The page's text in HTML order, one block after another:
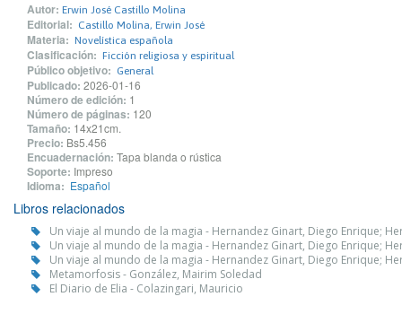
Autor: Erwin José Castillo Molina
Editorial: Castillo Molina, Erwin José
Materia: Novelística española
Clasificación: Ficción religiosa y espiritual
Público objetivo: General
Publicado: 2026-01-16
Número de edición: 1
Número de páginas: 120
Tamaño: 14x21cm.
Precio: Bs5.456
Encuadernación: Tapa blanda o rústica
Soporte: Impreso
Idioma: Español
Libros relacionados
Un viaje al mundo de la magia - Hernandez Ginart, Diego Enrique;
Un viaje al mundo de la magia - Hernandez Ginart, Diego Enrique;
Un viaje al mundo de la magia - Hernandez Ginart, Diego Enrique;
Metamorfosis - González, Mairim Soledad
El Diario de Elia - Colazingari, Mauricio